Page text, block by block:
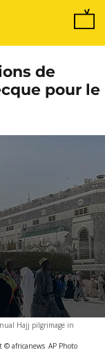
de
pour le
Hajj pilgrimage in
© africanews AP Photo